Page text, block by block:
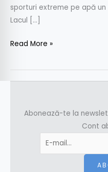
sporturi extreme pe apă
Lacul […]
Read More »
Abonează-te la
Cont